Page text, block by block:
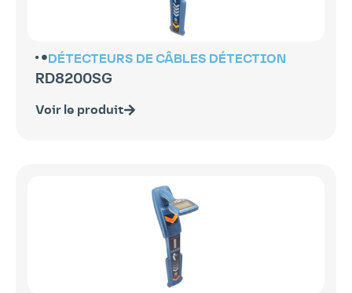
DÉTECTEURS DE CÂBLES DÉTECTION
RD8200SG
Voir le produit